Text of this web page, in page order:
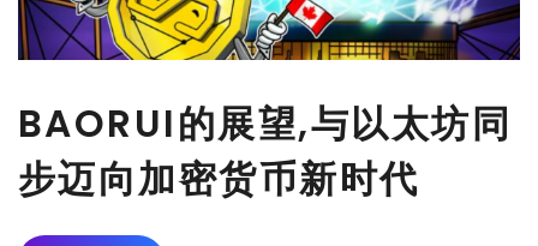
BAORUI的展望,与以太坊同
步迈向加密货币新时代